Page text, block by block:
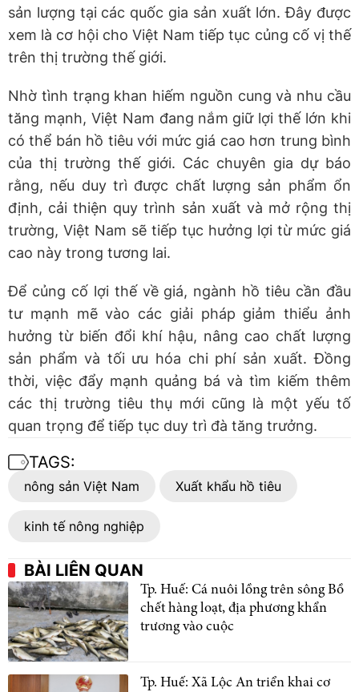
sản lượng tại các quốc gia sản xuất lớn. Đây được
xem là cơ hội cho Việt Nam tiếp tục củng cố vị thế
trên thị trường thế giới.
Nhờ tình trạng khan hiếm nguồn cung và nhu cầu
tăng mạnh, Việt Nam đang nắm giữ lợi thế lớn khi
có thể bán hồ tiêu với mức giá cao hơn trung bình
của thị trường thế giới. Các chuyên gia dự báo
rằng, nếu duy trì được chất lượng sản phẩm ổn
định, cải thiện quy trình sản xuất và mở rộng thị
trường, Việt Nam sẽ tiếp tục hưởng lợi từ mức giá
cao này trong tương lai.
Để củng cố lợi thế về giá, ngành hồ tiêu cần đầu
tư mạnh mẽ vào các giải pháp giảm thiểu ảnh
hưởng từ biến đổi khí hậu, nâng cao chất lượng
sản phẩm và tối ưu hóa chi phí sản xuất. Đồng
thời, việc đẩy mạnh quảng bá và tìm kiếm thêm
các thị trường tiêu thụ mới cũng là một yếu tố
quan trọng để tiếp tục duy trì đà tăng trưởng.
TAGS:
nông sản Việt Nam Xuất khẩu hồ tiêu
kinh tế nông nghiệp
BÀI LIÊN QUAN
Tp. Huế: Cá nuôi lồng trên sông Bồ
chết hàng loạt, địa phương khẩn
trương vào cuộc
Tp. Huế: Xã Lộc An triển khai cơ